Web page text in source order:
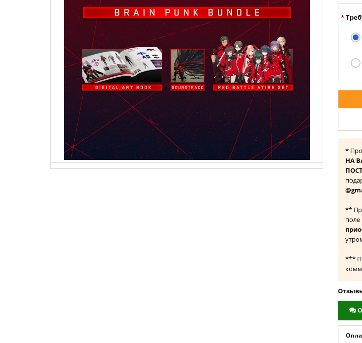
*
НА
**
***